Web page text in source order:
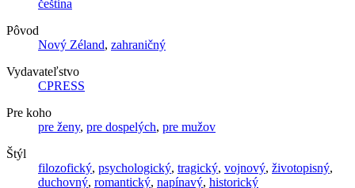
čeština
Pôvod
Nový Zéland, zahraničný
Vydavateľstvo
CPRESS
Pre koho
pre ženy, pre dospelých, pre mužov
Štýl
filozofický, psychologický, tragický, vojnový, životopisný,
duchovný, romantický, napínavý, historický